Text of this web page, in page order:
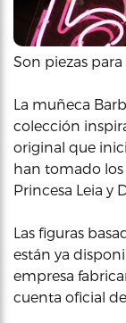
Son piezas
La muñeca
colección
original que
han tomado los
Princesa Leia y
Las figuras
están ya
empresa
cuenta oficial